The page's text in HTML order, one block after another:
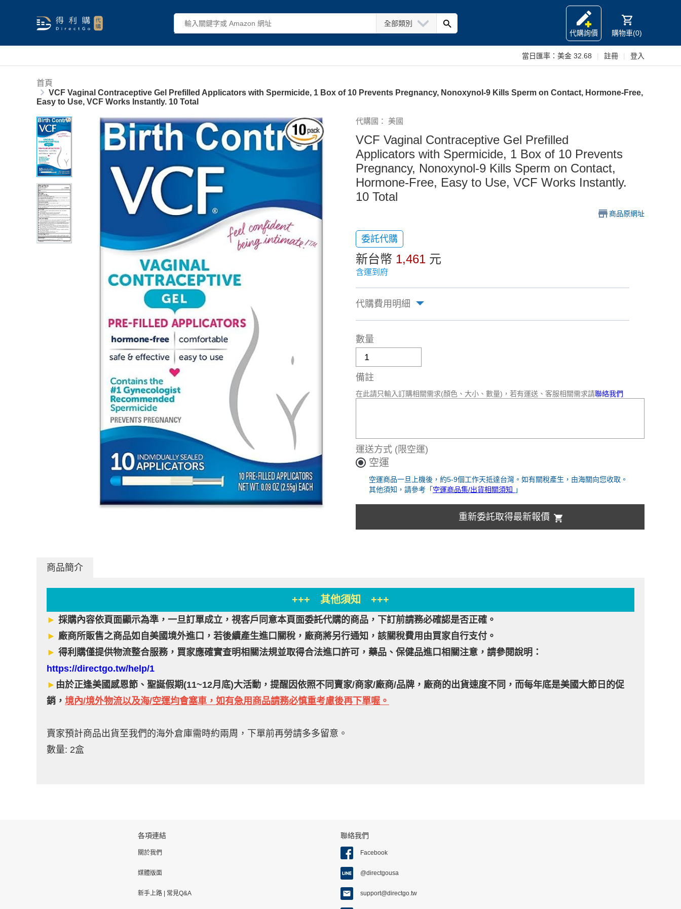
全部類別
代購詢價
購物車(0)
當日匯率： 美金 32.68 註冊 登入
首頁
VCF Vaginal Contraceptive Gel Prefilled Applicators with Spermicide, 1 Box of 10 Prevents Pregnancy, Nonoxynol-9 Kills Sperm on Contact, Hormone-Free,
Easy to Use, VCF Works Instantly. 10 Total
代購國： 美國
VCF Vaginal Contraceptive Gel Prefilled
Applicators with Spermicide, 1 Box of 10 Prevents
Pregnancy, Nonoxynol-9 Kills Sperm on Contact,
Hormone-Free, Easy to Use, VCF Works Instantly.
10 Total
商品原網址
委託代購
新台幣 1,461 元
含運到府
代購費用明細
數量
備註
在此請只輸入訂購相關需求(顏色、大小、數量)，若有運送、客服相關需求請聯絡我們
運送方式 (限空運)
空運
空運商品一旦上機後，約5-9個工作天抵達台灣。如有關稅產生，由海關向您收取。
其他須知，請參考「 空運商品集/出貨相關須知 」
重新委託取得最新報價
商品簡介
+++ 其他須知 +++
► 採購內容依頁面顯示為準，一旦訂單成立，視客戶同意本頁面委託代購的商品，下訂前請務必確認是否正確。
► 廠商所販售之商品如自美國境外進口，若後續產生進口關稅，廠商將另行通知，該關稅費用由買家自行支付。
► 得利購僅提供物流整合服務，買家應確實查明相關法規並取得合法進口許可，藥品、保健品進口相關注意，請參閱說明：
https://directgo.tw/help/1
► 由於正逢美國感恩節、聖誕假期(11~12月底)大活動，提醒因依照不同賣家/商家/廠商/品牌，廠商的出貨速度不同，而每年底是美國大節日的促
銷， 境內/境外物流以及海/空運均會塞車，如有急用商品請務必慎重考慮後再下單喔。
賣家預計商品出貨至我們的海外倉庫需時約兩周，下單前再勞請多多留意。
數量: 2盒
各項連結
關於我們
媒體版面
新手上路 常見Q&A
聯絡我們
Facebook
@directgousa
support@directgo.tw